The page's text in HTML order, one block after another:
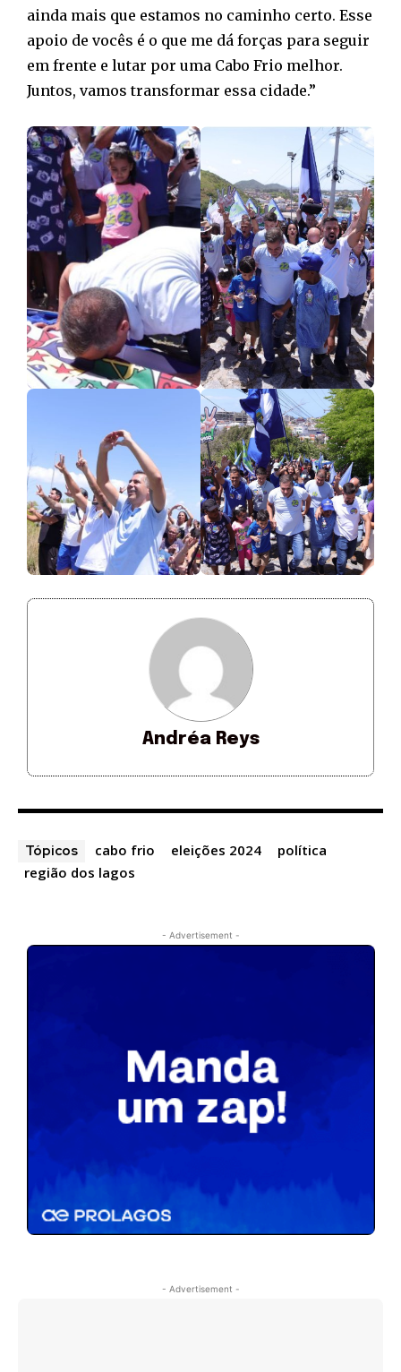
ainda mais que estamos no caminho certo. Esse
apoio de vocês é o que me dá forças para seguir
em frente e lutar por uma Cabo Frio melhor.
Juntos, vamos transformar essa cidade.”
Andréa Reys
Tópicos cabo frio eleições 2024
política
região dos lagos
- Advertisement -
- Advertisement -